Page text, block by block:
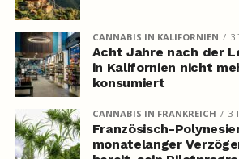
CANNABIS IN KALIFORNIEN 3
Acht Jahre nach der
in Kalifornien nicht
konsumiert
CANNABIS IN FRANKREICH 3
Französisch-
monatelanger